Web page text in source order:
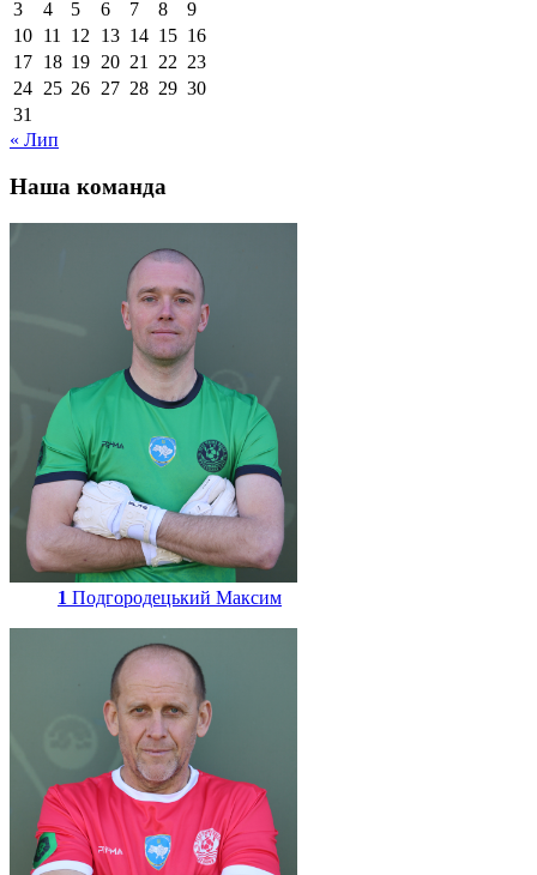
3
4 5 6 7 8
9
10 11 12 13 14 15 16
17 18 19 20 21 22 23
24 25 26 27 28 29 30
31
« Лип
Наша команда
1 Подгородецький Максим